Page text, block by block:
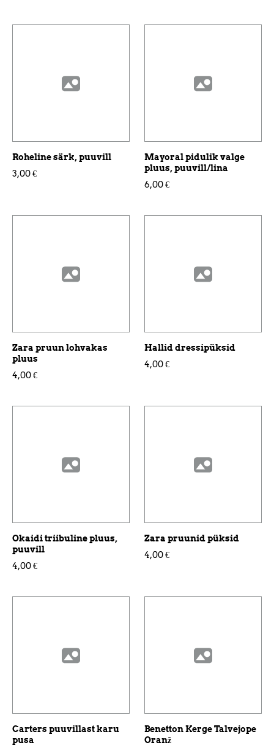
Roheline särk, puuvill
3,00 €
Mayoral pidulik valge
pluus, puuvill/lina
6,00 €
Zara pruun lohvakas
pluus
4,00 €
Hallid dressipüksid
4,00 €
Okaidi triibuline pluus,
puuvill
4,00 €
Zara pruunid püksid
4,00 €
Carters puuvillast karu
pusa
Benetton Kerge Talvejope
Oranž